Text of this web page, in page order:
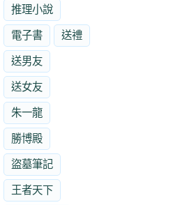
推理小說
電子書 送禮
送男友
送女友
朱一龍
勝博殿
盜墓筆記
王者天下